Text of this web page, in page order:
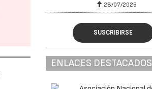
28/07/2026
SUSCRIBIRSE
ENLACES DESTACADOS